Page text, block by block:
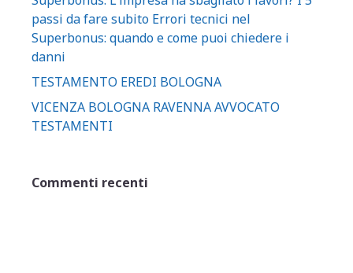
passi da fare subito Errori tecnici nel
Superbonus: quando e come puoi chiedere i
danni
TESTAMENTO EREDI BOLOGNA
VICENZA BOLOGNA RAVENNA AVVOCATO
TESTAMENTI
Commenti recenti